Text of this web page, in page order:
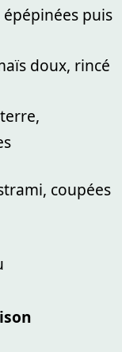
puis
doux, rincé
coupées